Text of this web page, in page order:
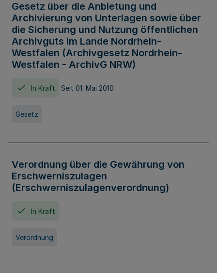
Gesetz über die Anbietung und
Archivierung von Unterlagen sowie über
die Sicherung und Nutzung öffentlichen
Archivguts im Lande Nordrhein-
Westfalen (Archivgesetz Nordrhein-
Westfalen - ArchivG NRW)
In Kraft Seit 01. Mai 2010
Gesetz
Verordnung über die Gewährung von
Erschwerniszulagen
(Erschwerniszulagenverordnung)
In Kraft
Verordnung